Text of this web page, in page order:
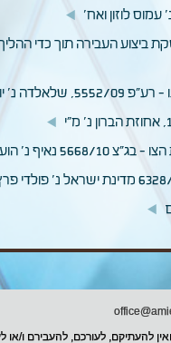
העבירה תוך כדי
ירושלים
המחוזית חיפה
להעתיקם, לעורכם, להעבירם